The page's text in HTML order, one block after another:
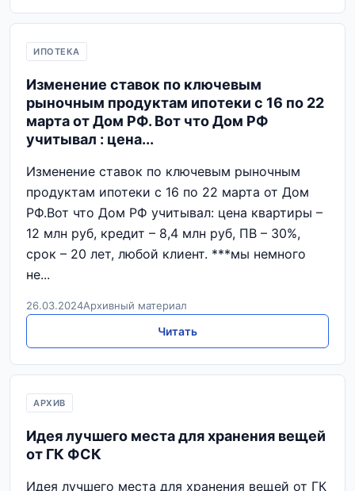
ИПОТЕКА
Изменение ставок по ключевым
рыночным продуктам ипотеки с 16 по 22
марта от Дом РФ. Вот что Дом РФ
учитывал : цена...
Изменение ставок по ключевым рыночным
продуктам ипотеки с 16 по 22 марта от Дом
РФ.Вот что Дом РФ учитывал: цена квартиры –
12 млн руб, кредит – 8,4 млн руб, ПВ – 30%,
срок – 20 лет, любой клиент. ***мы немного
не...
26.03.2024Архивный материал
Читать
АРХИВ
Идея лучшего места для хранения вещей
от ГК ФСК
Идея лучшего места для хранения вещей от ГК